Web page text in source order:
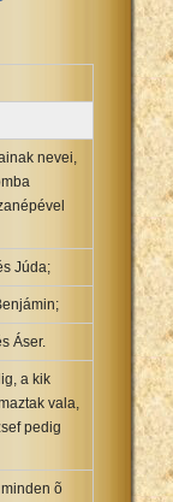
nevei,
Júda;
Áser.
a kik
vala,
pedig
õ